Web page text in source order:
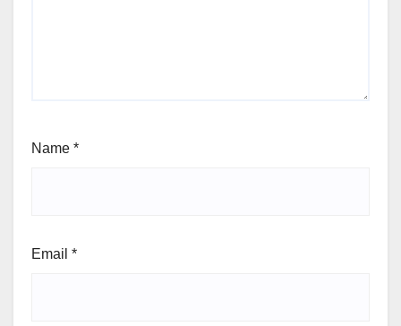
Name *
Email *